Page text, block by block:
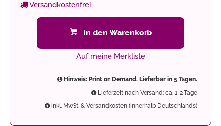
Versandkostenfrei
In den Warenkorb
Auf meine Merkliste
Hinweis: Print on Demand. Lieferbar in 5 Tagen.
Lieferzeit nach Versand: ca. 1-2 Tage
inkl. MwSt. & Versandkosten (innerhalb Deutschlands)